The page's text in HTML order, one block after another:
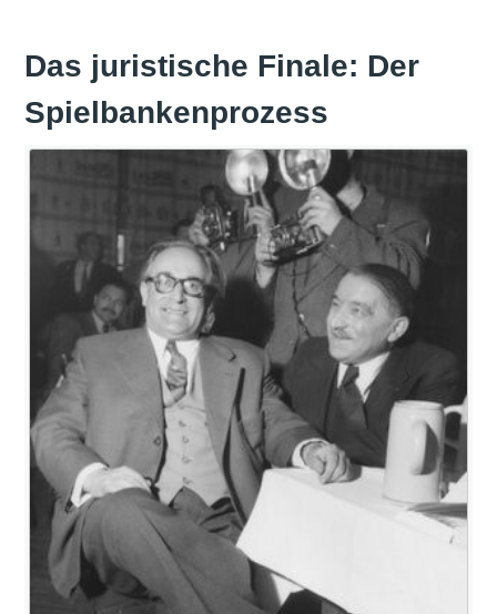
Das juristische Finale: Der
Spielbankenprozess